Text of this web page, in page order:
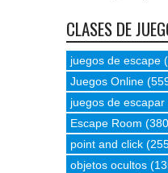
CLASES DE
juegos de escape
Juegos Online
juegos de escapar
Escape Room
point and click
objetos ocultos